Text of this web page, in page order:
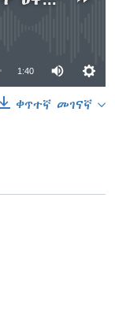
1:40
ቀጥተኛ መገናኛ